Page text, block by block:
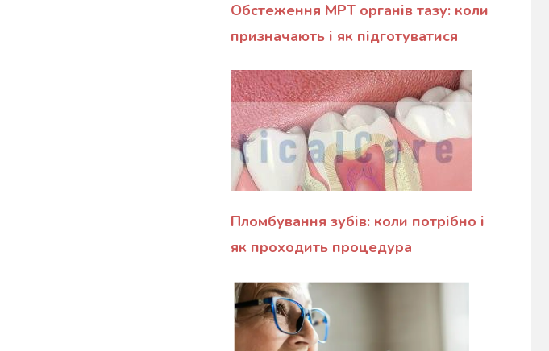
Обстеження МРТ органів тазу: коли
призначають і як підготуватися
Пломбування зубів: коли потрібно і
як проходить процедура